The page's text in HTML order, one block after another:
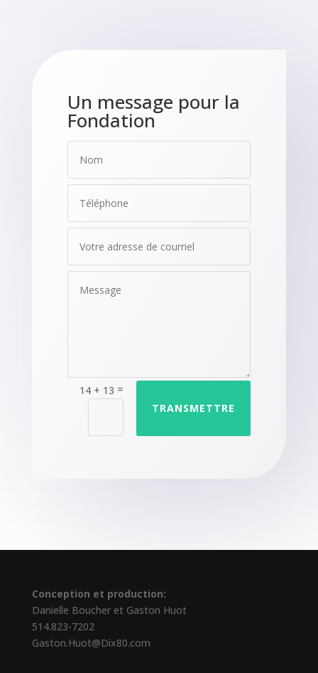
Un message pour la
Fondation
14 + 13 =
TRANSMETTRE
Conception et production:
Danielle Boucher et Gaston Huot
514.823-7202
Gaston.Huot@Dix80.com